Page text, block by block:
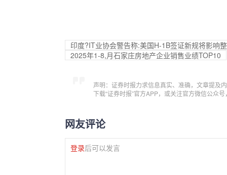
印度?IT业协会警告称:美国H-1B签证新规将影响
2025年1-8,月石家庄房地产企业销售业绩TOP10
声明：证券时报力求信息真实、准确，文章提及
下载“证券时报”官方APP，或关注官方微信公众
网友评论
登录后可以发言